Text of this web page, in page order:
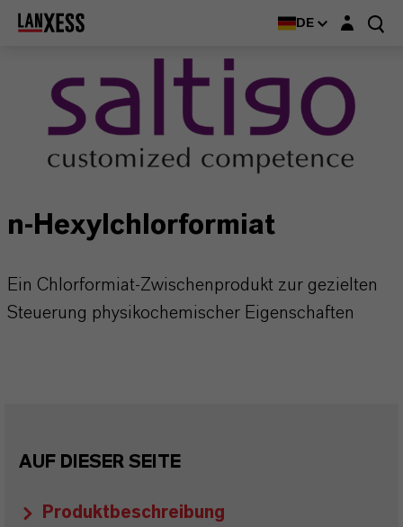
DE Login-Maske
n-Hexylchlorformiat
Ein Chlorformiat-Zwischenprodukt zur gezielten
Steuerung physikochemischer Eigenschaften
AUF DIESER SEITE
Produktbeschreibung